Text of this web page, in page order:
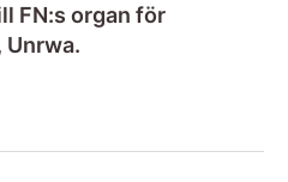
FN:s organ för